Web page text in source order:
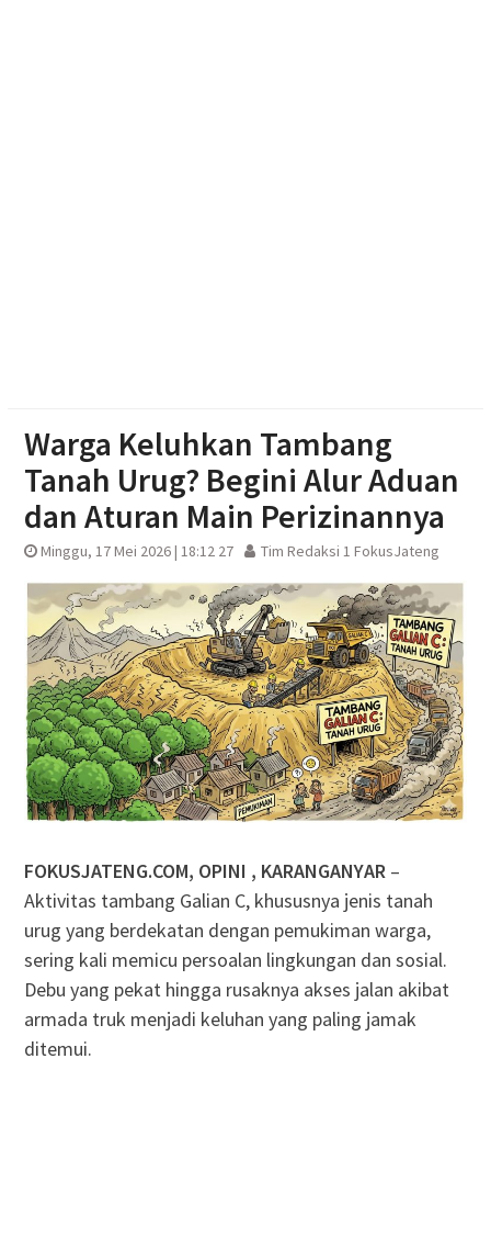
Warga Keluhkan Tambang
Tanah Urug? Begini Alur Aduan
dan Aturan Main Perizinannya
Minggu, 17 Mei 2026 | 18:12 27 Tim Redaksi 1 FokusJateng
FOKUSJATENG.COM, OPINI , KARANGANYAR–
Aktivitas tambang Galian C, khususnya jenis tanah
urug yang berdekatan dengan pemukiman warga,
sering kali memicu persoalan lingkungan dan sosial.
Debu yang pekat hingga rusaknya akses jalan akibat
armada truk menjadi keluhan yang paling jamak
ditemui.